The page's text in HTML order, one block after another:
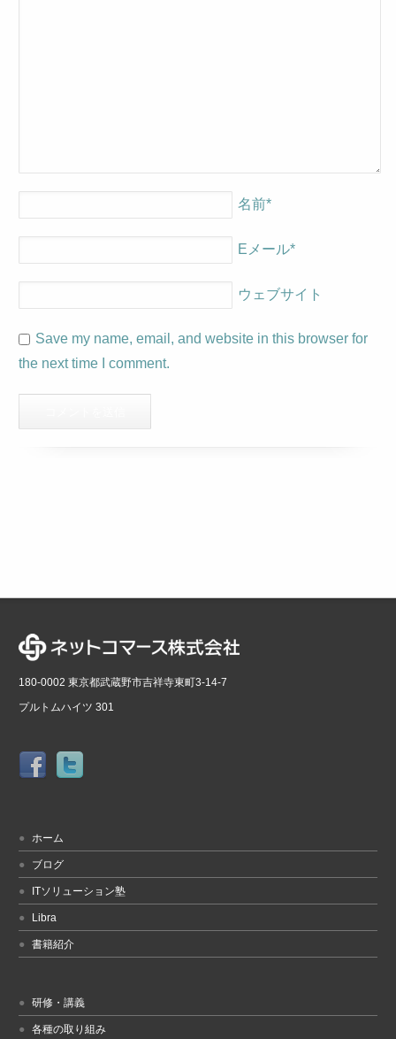
名前*
Eメール*
ウェブサイト
Save my name, email, and website in this browser for
the next time I comment.
180-0002 東京都武蔵野市吉祥寺東町3-14-7
プルトムハイツ 301
ホーム
ブログ
ITソリューション塾
Libra
書籍紹介
研修・講義
各種の取り組み